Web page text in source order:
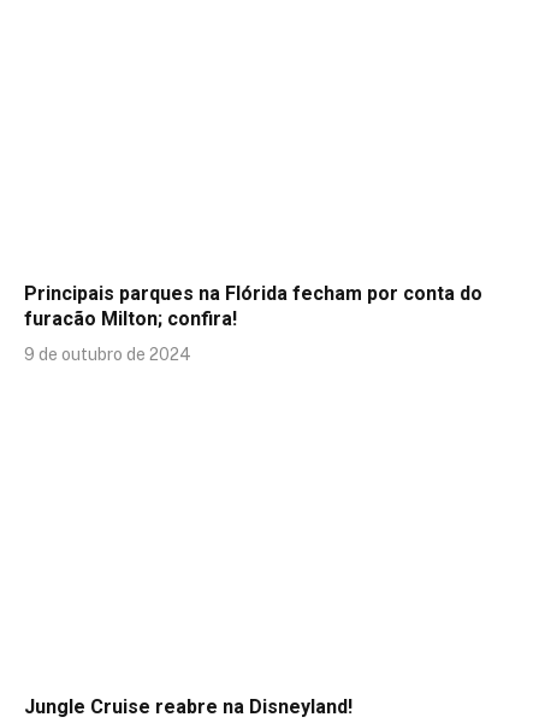
Principais parques na Flórida fecham por conta do
furacão Milton; confira!
9 de outubro de 2024
Jungle Cruise reabre na Disneyland!